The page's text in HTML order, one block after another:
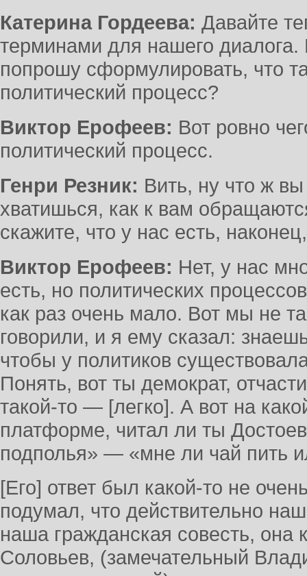
Катерина Гордеева: Давайте
терминами для нашего диалога.
попрошу сформулировать, что
политический процесс?
Виктор Ерофеев: Вот ровно
политический процесс.
Генри Резник: Вить, ну что ж вы
хватишься, как к вам
скажите, что у нас есть,
Виктор Ерофеев: Нет, у нас
есть, но политических
как раз очень мало. Вот мы не
говорили, и я ему сказал:
чтобы у политиков
Понять, вот ты демократ,
такой-то — [легко]. А вот на
платформе, читал ли ты
подполья» — «мне ли чай пить
[Его] ответ был какой-то не
подумал, что действительно
наша гражданская совесть, она
Соловьев, (замечательный